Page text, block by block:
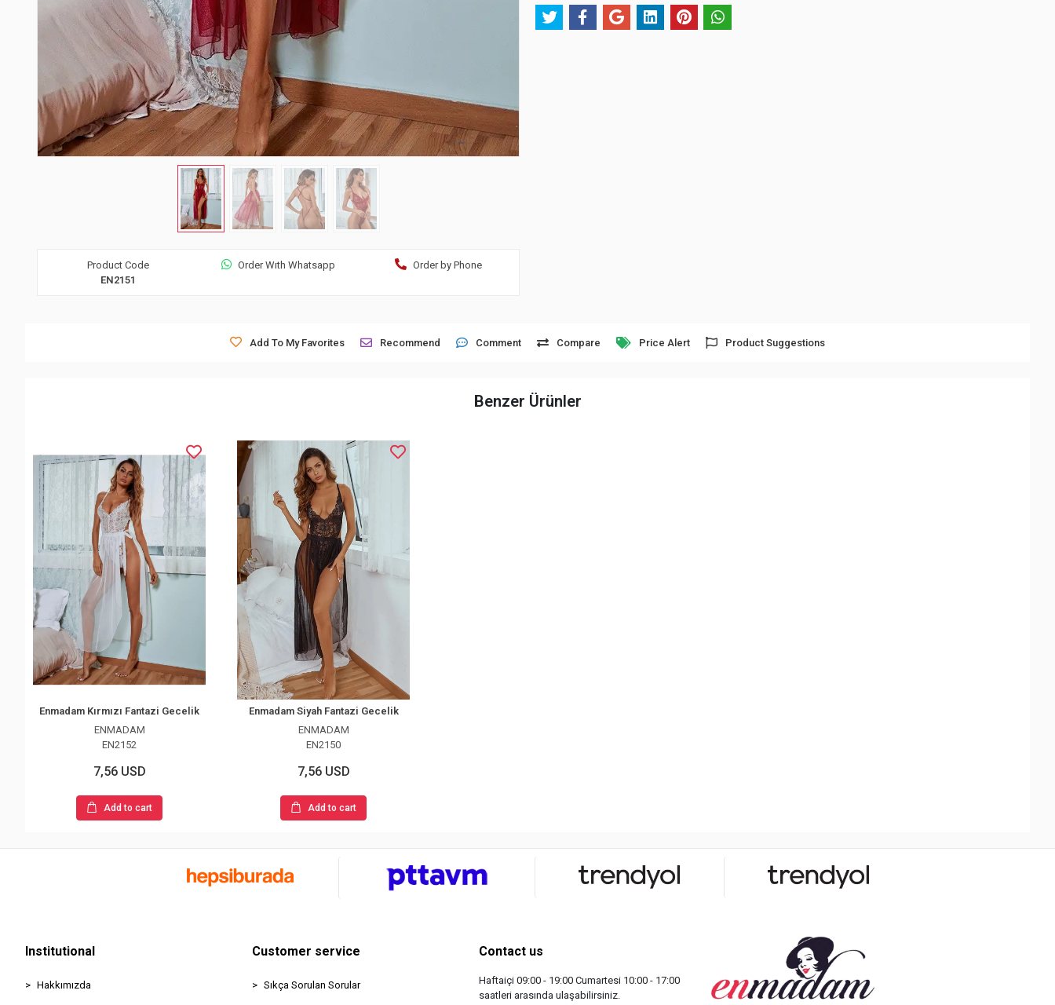
Product Code
EN2151
Order Wıth Whatsapp Order by Phone
Add To My Favorites Recommend Comment Compare Price Alert Product Suggestions
Benzer Ürünler
Enmadam Kırmızı Fantazi Gecelik
ENMADAM
EN2152
7,56 USD
Add to cart
Enmadam Siyah Fantazi Gecelik
ENMADAM
EN2150
7,56 USD
Add to cart
Institutional
Hakkımızda
Customer service
Sıkça Sorulan Sorular
Contact us
Haftaiçi 09:00 - 19:00 Cumartesi 10:00 - 17:00
saatleri arasında ulaşabilirsiniz.